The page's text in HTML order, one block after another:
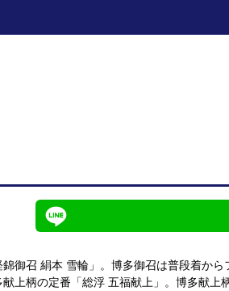
御召 絹本 雪輪」。博多御召は普段着から
上柄の定番「総浮 五福献上」。博多献上